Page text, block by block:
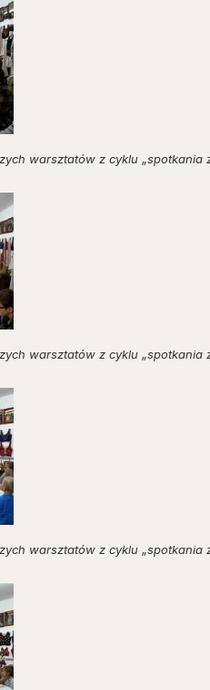
warsztatów z cyklu „spotkania
warsztatów z cyklu „spotkania
warsztatów z cyklu „spotkania